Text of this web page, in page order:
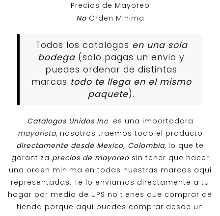
Precios de Mayoreo
NoOrden Minima
Todos los catalogos en una sola
bodega (solo pagas un envio y
puedes ordenar de distintas
marcas todo te llega en el mismo
paquete).
Catalogos Unidos Inc es una importadora
mayorista, nosotros traemos todo el producto
directamente desde Mexico, Colombia, lo que te
garantiza precios de mayoreosin tener que hacer
una orden minima en todas nuestras marcas aqui
representadas. Te lo enviamos directamente a tu
hogar por medio de UPS no tienes que comprar de
tienda porque aqui puedes comprar desde un